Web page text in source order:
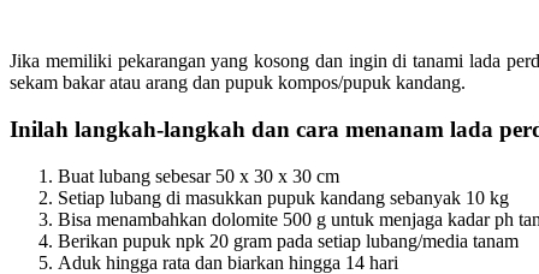
Jika memiliki pekarangan yang kosong dan ingin di tanami lada
sekam bakar atau arang dan pupuk kompos/pupuk kandang.
Inilah langkah-langkah dan cara menanam lada
Buat lubang sebesar 50 x 30 x 30 cm
Setiap lubang di masukkan pupuk kandang sebanyak 10 kg
Bisa menambahkan dolomite 500 g untuk menjaga kadar ph
Berikan pupuk npk 20 gram pada setiap lubang/media tanam
Aduk hingga rata dan biarkan hingga 14 hari